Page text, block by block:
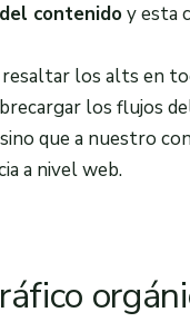
contenidoy esta
los alts en
los flujos
que a nuestro
a nivel web.